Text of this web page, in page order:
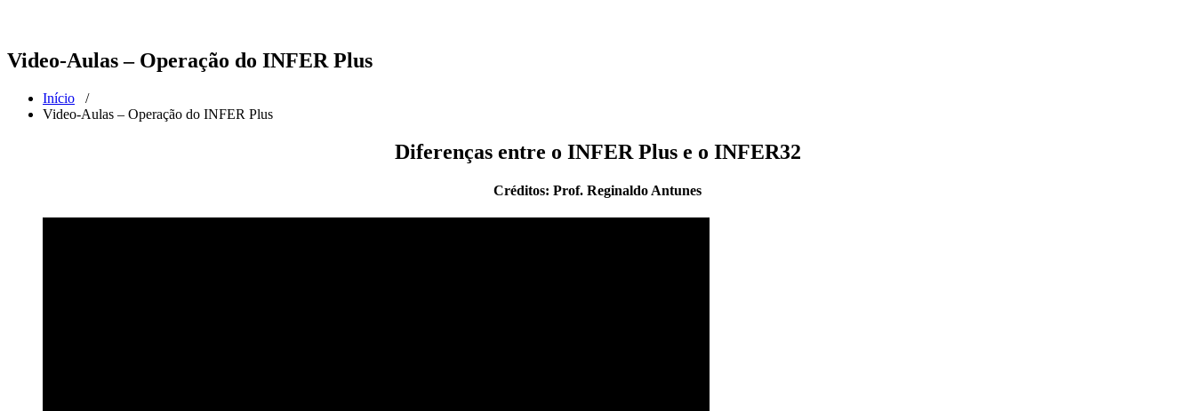
Video-Aulas – Operação do INFER Plus
Início /
Video-Aulas – Operação do INFER Plus
Diferenças entre o INFER Plus e o INFER32
Créditos: Prof. Reginaldo Antunes